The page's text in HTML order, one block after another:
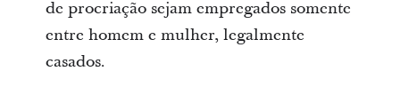
de procriação sejam empregados somente
entre homem e mulher, legalmente
casados.